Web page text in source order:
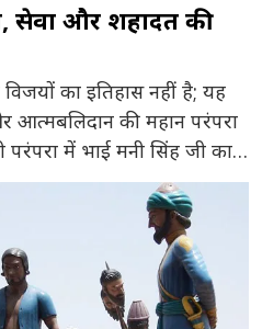
सेवा और शहादत की
का इतिहास नहीं है; यह
आत्मबलिदान की महान परंपरा
परंपरा में भाई मनी सिंह जी का
लिया जाता है। वे केवल एक
सेवक, पंथ-प्रबंधक, संगठनकर्ता और